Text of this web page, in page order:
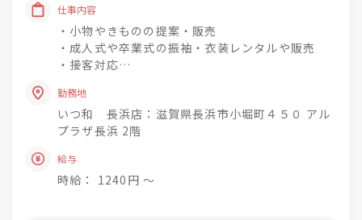
「一人でも多く、一度でも多く、
着物着姿を増やしていく」
という理念を掲げています♪
興味関心を深めながら
成長できる社風◎
「いつ和」29店舗
「いつ和・ふるーれ」4店舗
仕事内容
・小物やきものの提案・販売
・成人式や卒業式の振袖・衣装レンタルや販売
・接客対応
・おでかけ会 / 着付け教室 / お手入れ相談会のご
案内
お客様のそんな疑問や不安を解消して差し上げて
きものをより身近に、気軽に、そして楽しんで頂
勤務地
いつ和 長浜店：滋賀県長浜市小堀町４５０ アル
プラザ長浜 2階
給与
時給： 1240円 〜